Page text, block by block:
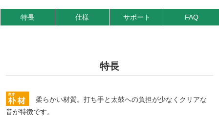
特長 仕様 サポート FAQ
特長
柔らかい材質。打ち手と太鼓への負担が少なくクリアな
音が特徴です。